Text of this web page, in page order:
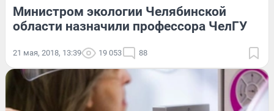
Министром экологии Челябинской
области назначили профессора ЧелГУ
21 мая, 2018, 13:39 19 053 88